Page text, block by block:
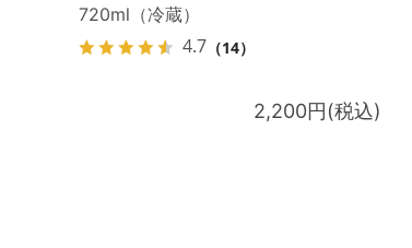
720ml（冷蔵）
4.7 （14）
2,200円(税込)